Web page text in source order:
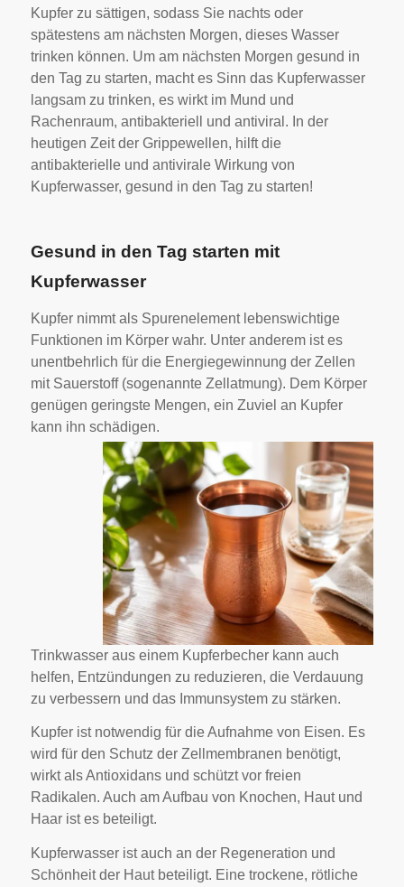
Kupfer zu sättigen, sodass Sie nachts oder
spätestens am nächsten Morgen, dieses Wasser
trinken können. Um am nächsten Morgen gesund in
den Tag zu starten, macht es Sinn das Kupferwasser
langsam zu trinken, es wirkt im Mund und
Rachenraum, antibakteriell und antiviral. In der
heutigen Zeit der Grippewellen, hilft die
antibakterielle und antivirale Wirkung von
Kupferwasser, gesund in den Tag zu starten!
Gesund in den Tag starten mit
Kupferwasser
Kupfer nimmt als Spurenelement lebenswichtige
Funktionen im Körper wahr. Unter anderem ist es
unentbehrlich für die Energiegewinnung der Zellen
mit Sauerstoff (sogenannte Zellatmung). Dem Körper
genügen geringste Mengen, ein Zuviel an Kupfer
kann ihn schädigen.
Trinkwasser aus einem Kupferbecher kann auch
helfen, Entzündungen zu reduzieren, die Verdauung
zu verbessern und das Immunsystem zu stärken.
Kupfer ist notwendig für die Aufnahme von Eisen. Es
wird für den Schutz der Zellmembranen benötigt,
wirkt als Antioxidans und schützt vor freien
Radikalen. Auch am Aufbau von Knochen, Haut und
Haar ist es beteiligt.
Kupferwasser ist auch an der Regeneration und
Schönheit der Haut beteiligt. Eine trockene, rötliche